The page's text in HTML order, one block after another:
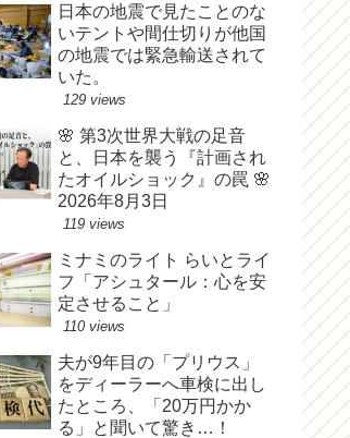
日本の地震で見たことのな
いテントや間仕切りが他国
の地震では緊急輸送されて
いた。
129 views
🌸 第3次世界大戦の足音
と、日本を襲う『計画され
たオイルショック』の罠 🌸
2026年8月3日
119 views
ミナミのライト らいとライ
フ「アシュタール：心を安
定させること」
110 views
夫が9年目の「プリウス」
をディーラーへ車検に出し
たところ、「20万円かか
る」と聞いて驚き…！